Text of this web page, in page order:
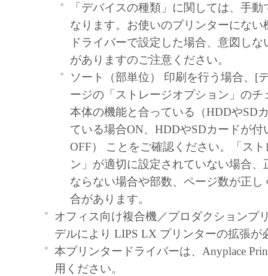
た「指定機器」にネットワークを通じて接
ューター上で、かかるコンピューターの使
「本ソフトウェア」を使用させることがで
るコンピューターの使用者に本契約書上の
を遵守させるとともに、その履行に関し全
を条件とします。
(2) お客様は、上記(1)に基づいて「本ソフ
するためのバックアップとして、「本ソフ
部、複製することができます。
(3) 上記(1)および(2)に定める場合を除き、
ヤノンのライセンサーのいかなる知的財産
と黙示たるとを問わず、本契約書によって
るいは許諾されるものではありません。
２．制限
(1) お客様は、再使用許諾、譲渡、販売、
「デバイスの種類」に関しては、手
なります。お使いのプリンターにない
ドライバーで設定した場合、意図し
がありますのご注意ください。
ソート（部単位） 印刷を行う場合、[
ージの「ストレージオプション」のチ
本体の機能と合っている（HDDやSD
ている場合ON、HDDやSDカードが付
OFF） ことをご確認ください。「ス
ン」が適切に設定されていない場合、
ならない場合や部数、ページ数が正し
合があります。
オフィス向け複合機／プロダクションプ
デルにより LIPS LX プリンターの拡張が
本プリンタードライバーは、Anyplace
用ください。